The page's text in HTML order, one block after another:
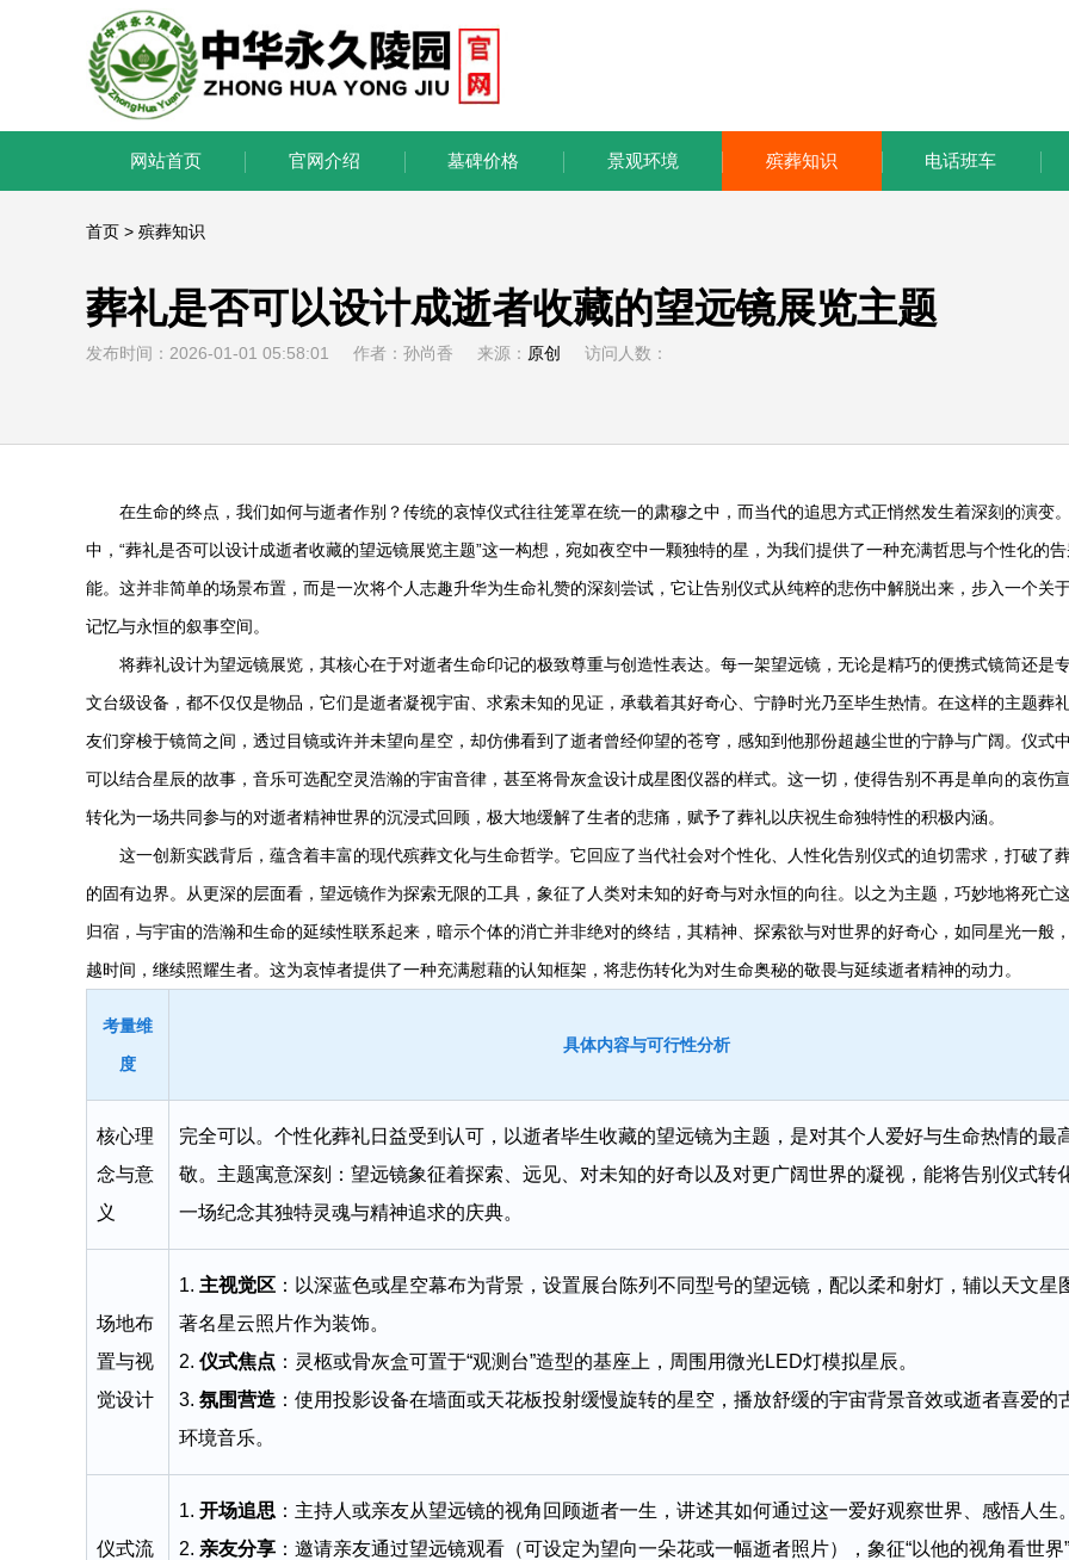
网站首页 官网介绍 墓碑价格 景观环境 殡葬知识 电话班车
首页 > 殡葬知识
葬礼是否可以设计成逝者收藏的望远镜展览主题
发布时间：2026-01-01 05:58:01 作者：孙尚香 来源： 原创 访问人数：
在生命的终点，我们如何与逝者作别？传统的哀悼仪式往往笼罩在统一的肃穆之中，而当代的追思方式正悄然发生着深刻的演变
中，“葬礼是否可以设计成逝者收藏的望远镜展览主题”这一构想，宛如夜空中一颗独特的星，为我们提供了一种充满哲思与个性化的
能。这并非简单的场景布置，而是一次将个人志趣升华为生命礼赞的深刻尝试，它让告别仪式从纯粹的悲伤中解脱出来，步入一个关
记忆与永恒的叙事空间。
将葬礼设计为望远镜展览，其核心在于对逝者生命印记的极致尊重与创造性表达。每一架望远镜，无论是精巧的便携式镜筒还是
文台级设备，都不仅仅是物品，它们是逝者凝视宇宙、求索未知的见证，承载着其好奇心、宁静时光乃至毕生热情。在这样的主题葬
友们穿梭于镜筒之间，透过目镜或许并未望向星空，却仿佛看到了逝者曾经仰望的苍穹，感知到他那份超越尘世的宁静与广阔。仪式
可以结合星辰的故事，音乐可选配空灵浩瀚的宇宙音律，甚至将骨灰盒设计成星图仪器的样式。这一切，使得告别不再是单向的哀伤
转化为一场共同参与的对逝者精神世界的沉浸式回顾，极大地缓解了生者的悲痛，赋予了葬礼以庆祝生命独特性的积极内涵。
这一创新实践背后，蕴含着丰富的现代殡葬文化与生命哲学。它回应了当代社会对个性化、人性化告别仪式的迫切需求，打破了
的固有边界。从更深的层面看，望远镜作为探索无限的工具，象征了人类对未知的好奇与对永恒的向往。以之为主题，巧妙地将死亡
归宿，与宇宙的浩瀚和生命的延续性联系起来，暗示个体的消亡并非绝对的终结，其精神、探索欲与对世界的好奇心，如同星光一般
越时间，继续照耀生者。这为哀悼者提供了一种充满慰藉的认知框架，将悲伤转化为对生命奥秘的敬畏与延续逝者精神的动力。
考量维
度
具体内容与可行性分析
核心理
念与意
义
完全可以。个性化葬礼日益受到认可，以逝者毕生收藏的望远镜为主题，是对其个人爱好与生命热情的最
敬。主题寓意深刻：望远镜象征着探索、远见、对未知的好奇以及对更广阔世界的凝视，能将告别仪式转
一场纪念其独特灵魂与精神追求的庆典。
场地布
置与视
觉设计
1. 主视觉区 ：以深蓝色或星空幕布为背景，设置展台陈列不同型号的望远镜，配以柔和射灯，辅以天文星
著名星云照片作为装饰。
2. 仪式焦点 ：灵柩或骨灰盒可置于“观测台”造型的基座上，周围用微光LED灯模拟星辰。
3. 氛围营造 ：使用投影设备在墙面或天花板投射缓慢旋转的星空，播放舒缓的宇宙背景音效或逝者喜爱的
环境音乐。
仪式流
1. 开场追思 ：主持人或亲友从望远镜的视角回顾逝者一生，讲述其如何通过这一爱好观察世界、感悟人生
2. 亲友分享 ：邀请亲友通过望远镜观看（可设定为望向一朵花或一幅逝者照片），象征“以他的视角看世界